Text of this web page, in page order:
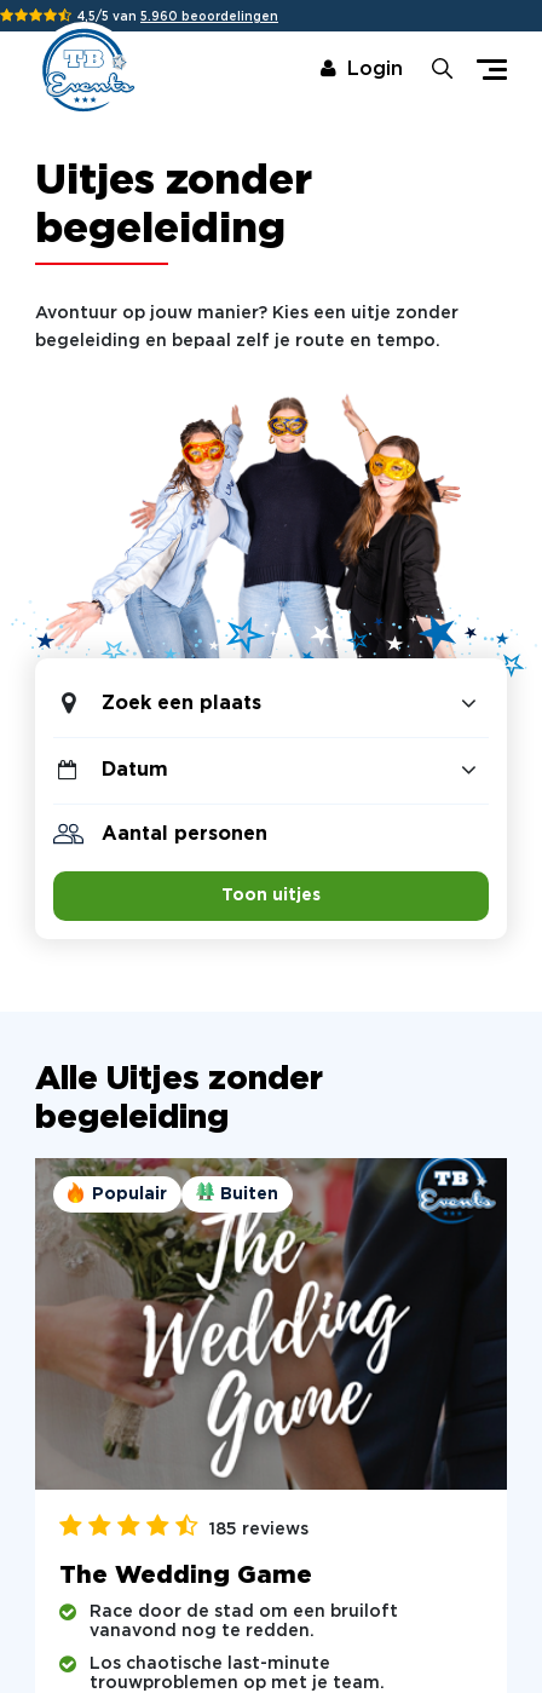
4,5/5 van 5.960 beoordelingen
Login
Uitjes zonder
begeleiding
Avontuur op jouw manier? Kies een uitje zonder
begeleiding en bepaal zelf je route en tempo.
Zoek een plaats
Toon uitjes
Alle Uitjes zonder
begeleiding
Populair Buiten
185 reviews
The Wedding Game
Race door de stad om een bruiloft
vanavond nog te redden.
Los chaotische last-minute
trouwproblemen op met je team.